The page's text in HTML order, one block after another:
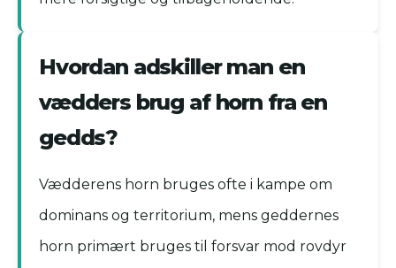
Hvordan adskiller man en
vædders brug af horn fra en
gedds?
Vædderens horn bruges ofte i kampe om
dominans og territorium, mens geddernes
horn primært bruges til forsvar mod rovdyr